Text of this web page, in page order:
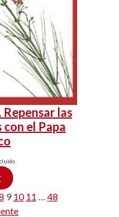
las
el Papa
9 10 11 … 48